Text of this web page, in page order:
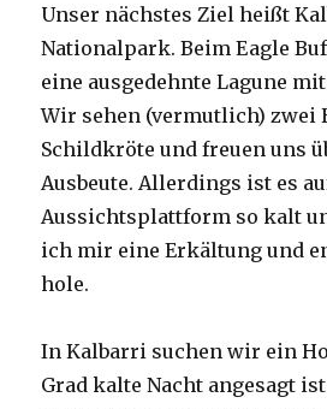
Unser nächstes Ziel heißt
Nationalpark. Beim Eagle
eine ausgedehnte Lagune
Wir sehen (vermutlich) zwei
Schildkröte und freuen uns
Ausbeute. Allerdings ist es
Aussichtsplattform so kalt
ich mir eine Erkältung und
hole.
In Kalbarri suchen wir ein
Grad kalte Nacht angesagt